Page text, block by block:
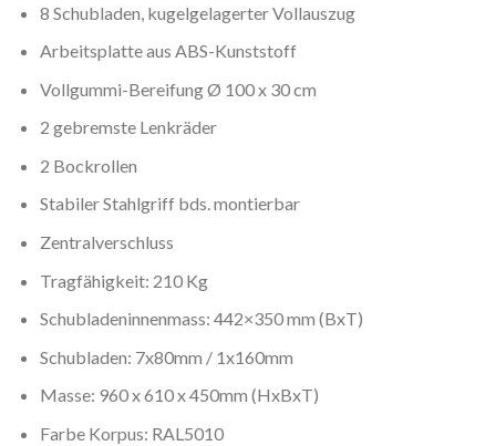
8 Schubladen, kugelgelagerter Vollauszug
Arbeitsplatte aus ABS-Kunststoff
Vollgummi-Bereifung Ø 100 x 30 cm
2 gebremste Lenkräder
2 Bockrollen
Stabiler Stahlgriff bds. montierbar
Zentralverschluss
Tragfähigkeit: 210 Kg
Schubladeninnenmass: 442×350 mm (BxT)
Schubladen: 7x80mm / 1x160mm
Masse: 960 x 610 x 450mm (HxBxT)
Farbe Korpus: RAL5010